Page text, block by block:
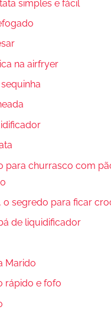
simples e fácil
na airfryer
para churrasco com
o segredo para ficar
de liquidificador
Marido
rápido e fofo